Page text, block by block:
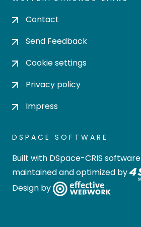
Contact
Send Feedback
Cookie settings
Privacy policy
Impress
DSPACE SOFTWARE
Built with DSpace-CRIS software
maintained and optimized by
Design by